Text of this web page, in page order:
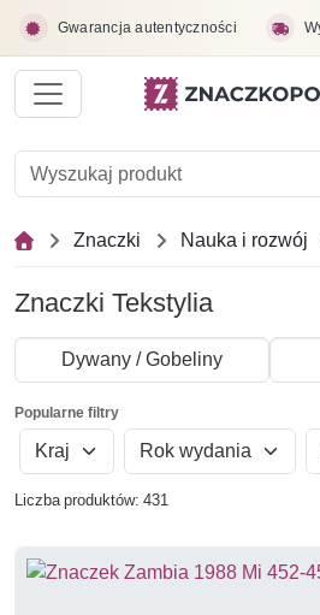
Gwarancja autentyczności
Znaczki Nauka i rozwój
Znaczki Tekstylia
Dywany / Gobeliny
Popularne filtry
Kraj Rok wydania
Liczba produktów: 431